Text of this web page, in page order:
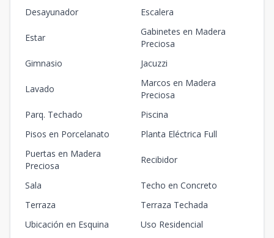
Desayunador
Escalera
Estar
Gabinetes en Madera
Preciosa
Gimnasio
Jacuzzi
Lavado
Marcos en Madera
Preciosa
Parq. Techado
Piscina
Pisos en Porcelanato
Planta Eléctrica Full
Puertas en Madera
Preciosa
Recibidor
Sala
Techo en Concreto
Terraza
Terraza Techada
Ubicación en Esquina
Uso Residencial